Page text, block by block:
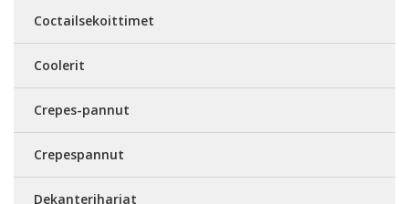
Coctailsekoittimet
Coolerit
Crepes-pannut
Crepespannut
Dekanteriharjat